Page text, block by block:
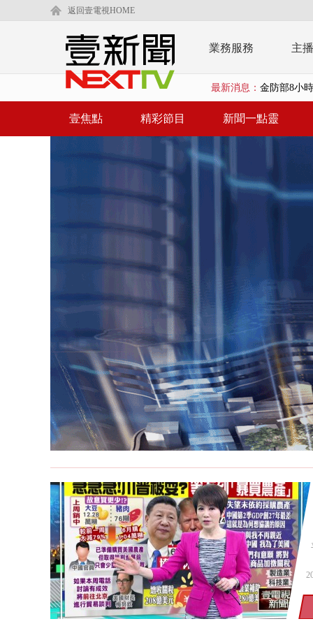
返回壹電視HOME
業務服務 主
最新消息： 金防部8小
白海豚外圍
在野黨推
【新聞一
漢光演習
蔣萬安為
柯文哲腳
壹焦點 精彩節目 新聞一點靈